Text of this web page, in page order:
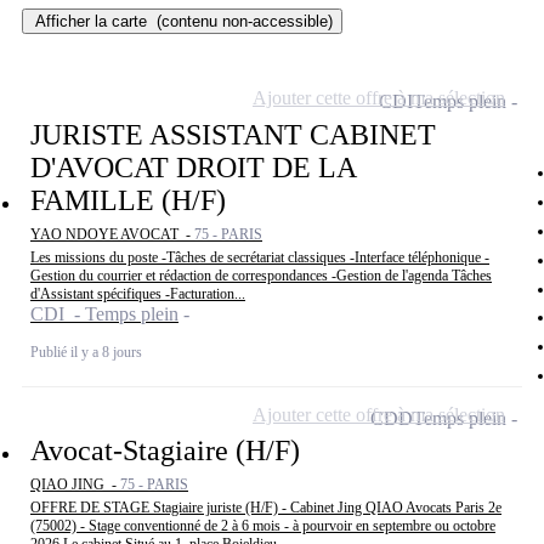
Afficher la carte (contenu non-accessible)
JURISTE ASSISTANT CABINET
D'AVOCAT DROIT DE LA
FAMILLE (H/F)
YAO NDOYE AVOCAT - 75 - PARIS
Les missions du poste -Tâches de secrétariat classiques -Interface téléphonique -
Gestion du courrier et rédaction de correspondances -Gestion de l'agenda Tâches
d'Assistant spécifiques -Facturation...
CDI - Temps plein
Publié il y a 8 jours
CDITemps plein
Ajouter cette offre à ma sélection
Avocat-Stagiaire (H/F)
QIAO JING - 75 - PARIS
OFFRE DE STAGE Stagiaire juriste (H/F) - Cabinet Jing QIAO Avocats Paris 2e
(75002) - Stage conventionné de 2 à 6 mois - à pourvoir en septembre ou octobre
CDDTemps plein
Ajouter cette offre à ma sélection